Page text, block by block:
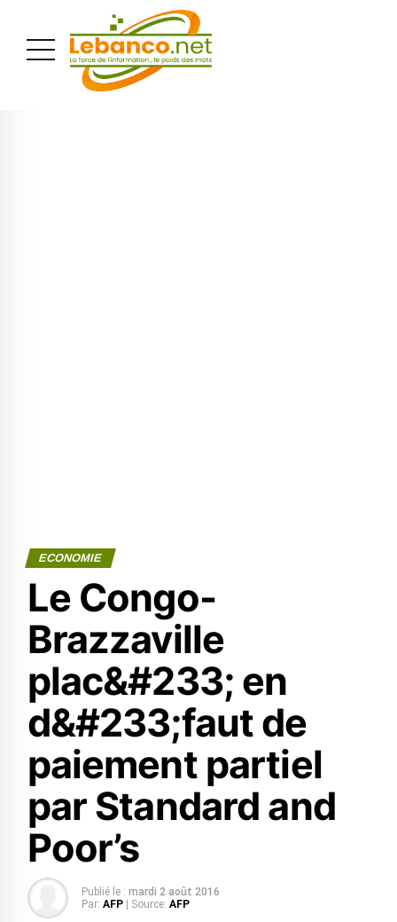
ECONOMIE
Le Congo-
Brazzaville
plac&#233; en
d&#233;faut de
paiement partiel
par Standard and
Poor’s
Publié le : mardi 2 août 2016
Par: AFP | Source: AFP